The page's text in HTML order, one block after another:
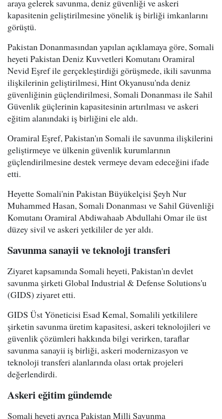
araya gelerek savunma, deniz güvenliği ve askeri
kapasitenin geliştirilmesine yönelik iş birliği imkanlarını
görüştü.
Pakistan Donanmasından yapılan açıklamaya göre, Somali
heyeti Pakistan Deniz Kuvvetleri Komutanı Oramiral
Nevid Eşref ile gerçekleştirdiği görüşmede, ikili savunma
ilişkilerinin geliştirilmesi, Hint Okyanusu'nda deniz
güvenliğinin güçlendirilmesi, Somali Donanması ile Sahil
Güvenlik güçlerinin kapasitesinin artırılması ve askeri
eğitim alanındaki iş birliğini ele aldı.
Oramiral Eşref, Pakistan'ın Somali ile savunma ilişkilerini
geliştirmeye ve ülkenin güvenlik kurumlarının
güçlendirilmesine destek vermeye devam edeceğini ifade
etti.
Heyette Somali'nin Pakistan Büyükelçisi Şeyh Nur
Muhammed Hasan, Somali Donanması ve Sahil Güvenliği
Komutanı Oramiral Abdiwahaab Abdullahi Omar ile üst
düzey sivil ve askeri yetkililer de yer aldı.
Savunma sanayii ve teknoloji transferi
Ziyaret kapsamında Somali heyeti, Pakistan'ın devlet
savunma şirketi Global Industrial & Defense Solutions'u
(GIDS) ziyaret etti.
GIDS Üst Yöneticisi Esad Kemal, Somalili yetkililere
şirketin savunma üretim kapasitesi, askeri teknolojileri ve
güvenlik çözümleri hakkında bilgi verirken, taraflar
savunma sanayii iş birliği, askeri modernizasyon ve
teknoloji transferi alanlarında olası ortak projeleri
değerlendirdi.
Askeri eğitim gündemde
Somali heyeti ayrıca Pakistan Milli Savunma